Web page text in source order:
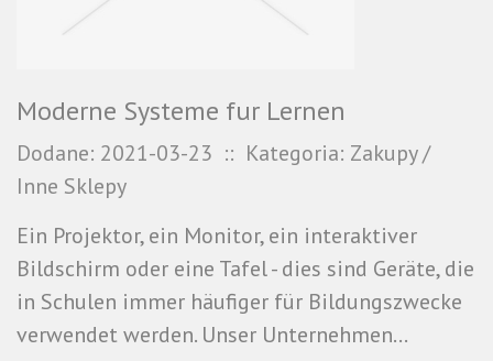
Moderne Systeme fur Lernen
Dodane: 2021-03-23 :: Kategoria: Zakupy /
Inne Sklepy
Ein Projektor, ein Monitor, ein interaktiver
Bildschirm oder eine Tafel - dies sind Geräte, die
in Schulen immer häufiger für Bildungszwecke
verwendet werden. Unser Unternehmen...